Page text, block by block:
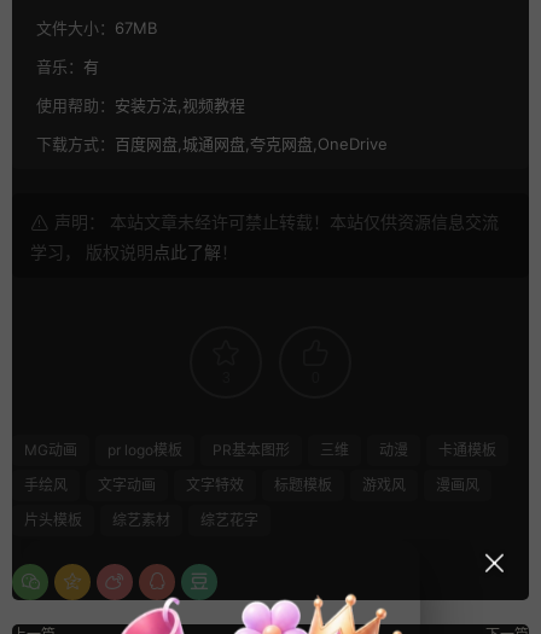
文件大小： 67MB
音乐： 有
使用帮助： 安装方法,视频教程
下载方式： 百度网盘,城通网盘,夸克网盘,OneDrive
声明： 本站文章未经许可禁止转载！本站仅供资源信息交流
学习， 版权说明点此了解 ！
MG动画 pr logo模板 PR基本图形 三维 动漫
卡通模板
手绘风
文字动画 文字特效 标题模板 游戏风
漫画风
片头模板
综艺素材 综艺花字